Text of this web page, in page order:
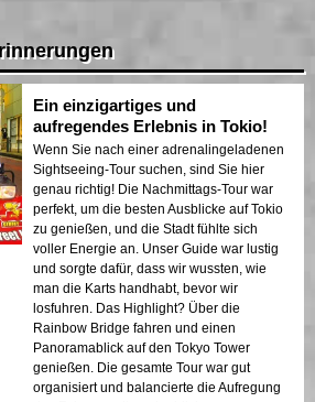
Ein einzigartiges und
aufregendes Erlebnis in Tokio!
Wenn Sie nach einer adrenalingeladenen
Sightseeing-Tour suchen, sind Sie hier
genau richtig! Die Nachmittags-Tour war
perfekt, um die besten Ausblicke auf Tokio
zu genießen, und die Stadt fühlte sich
voller Energie an. Unser Guide war lustig
und sorgte dafür, dass wir wussten, wie
man die Karts handhabt, bevor wir
losfuhren. Das Highlight? Über die
Rainbow Bridge fahren und einen
Panoramablick auf den Tokyo Tower
genießen. Die gesamte Tour war gut
organisiert und balancierte die Aufregung